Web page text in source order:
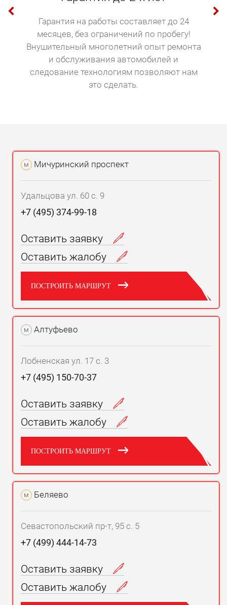
имеющиеся загрязнения попадут в новое масло и
вместе с ним в детали двигателя.
Вместе с маслом и фильтром всегда
устанавливается новая прокладка сливной
пробки. Она предотвратит течи материала, в
Само масло лучше приобретать на
сведен к нулю. «Токио Сервис», к примеру,
закупает масла напрямую у производителя.
Гарантия на работы составляет до 24
месяцев, без ограничений по пробегу!
Внушительный многолетний опыт ремонта
и обслуживания автомобилей и
следование технологиям позволяют нам
это сделать.
м Мичуринский проспект
Удальцова ул. 60 с. 9
+7 (495) 374-99-18
Оставить заявку
Оставить жалобу
ПОСТРОИТЬ МАРШРУТ
м Алтуфьево
Лобненская ул. 17 с. 3
+7 (495) 150-70-37
Оставить заявку
Оставить жалобу
ПОСТРОИТЬ МАРШРУТ
м Беляево
Севастопольский пр-т, 95 с. 5
+7 (499) 444-14-73
Оставить заявку
Оставить жалобу